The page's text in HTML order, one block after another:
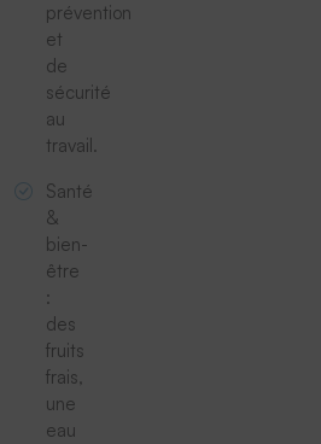
prévention
et
de
sécurité
au
travail.
Santé
&
bien-
être
:
des
fruits
frais,
une
eau